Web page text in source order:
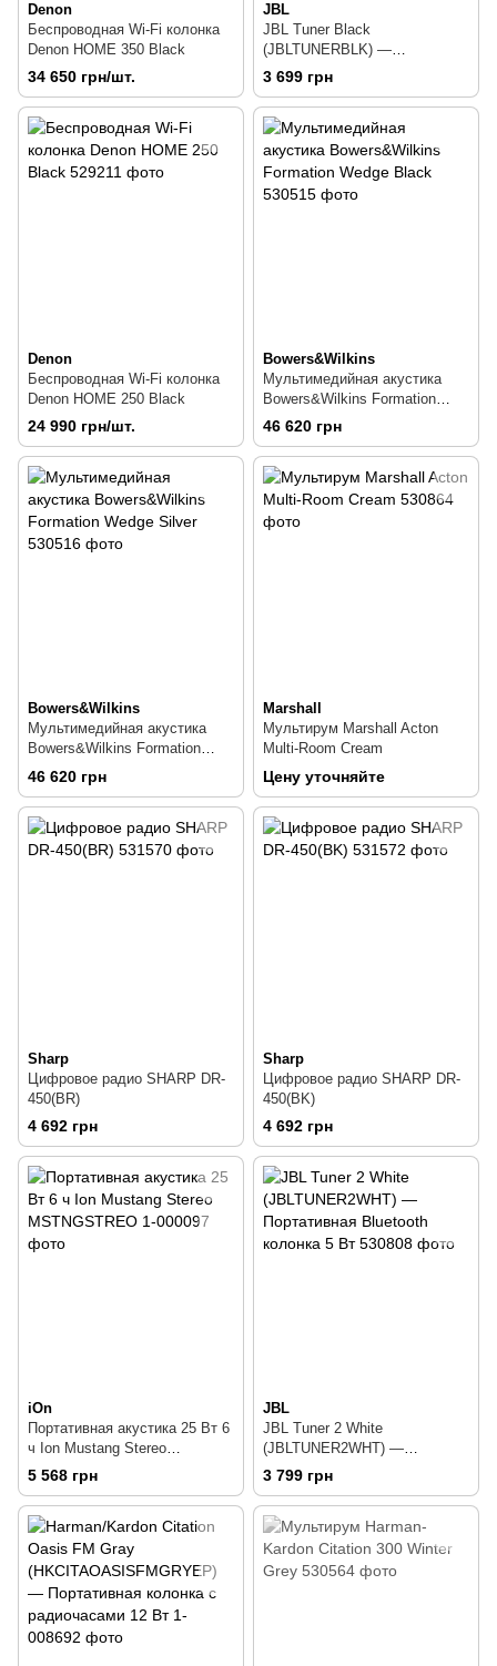
Denon
Беспроводная Wi-Fi колонка
Denon HOME 350 Black
34 650 грн/шт.
JBL
JBL Tuner Black
(JBLTUNERBLK) —
Портативная Bluetooth
колонка 5 Вт
3 699 грн
Denon
Беспроводная Wi-Fi колонка
Denon HOME 250 Black
24 990 грн/шт.
Bowers&Wilkins
Мультимедийная акустика
Bowers&Wilkins Formation
Wedge Black
46 620 грн
Bowers&Wilkins
Мультимедийная акустика
Bowers&Wilkins Formation
Wedge Silver
46 620 грн
Marshall
Мультирум Marshall Acton
Multi-Room Cream
Цену уточняйте
Sharp
Цифровое радио SHARP DR-
450(BR)
4 692 грн
Sharp
Цифровое радио SHARP DR-
450(BK)
4 692 грн
iOn
Портативная акустика 25 Вт 6
ч Ion Mustang Stereo
MSTNGSTREO
5 568 грн
JBL
JBL Tuner 2 White
(JBLTUNER2WHT) —
Портативная Bluetooth
колонка 5 Вт
3 799 грн